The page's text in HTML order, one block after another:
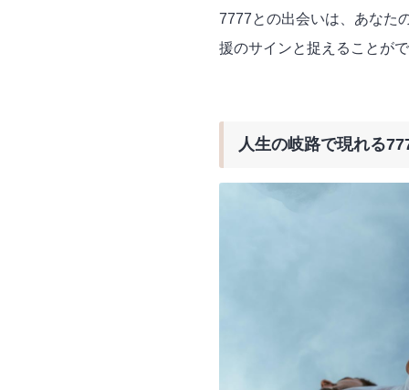
7777との出会いは、あなた
援のサインと捉えることが
人生の岐路で現れる